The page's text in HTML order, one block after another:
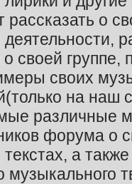
рассказать о
своей группе,
своих
на наш
различные
форума о
а
музыкального